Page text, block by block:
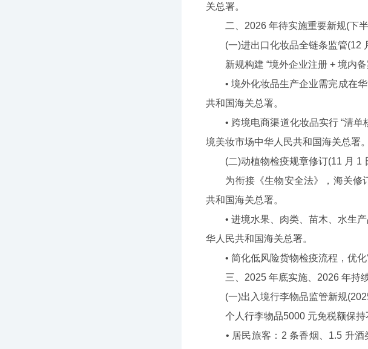
关总署。
二、2026 年待实施重要新规(下半
(一)进出口化妆品全链条监管(12
新规构建 “境外企业注册 + 境内备
• 境外化妆品生产企业需完成在华
共和国海关总署。
• 跨境电商渠道化妆品实行 “清单
境美妆市场中华人民共和国海关总署。
(二)动植物检疫规章修订(11 月 1
为衔接《生物安全法》，海关修订
共和国海关总署。
• 进境水果、肉类、苗木、水生产
华人民共和国海关总署。
• 简化低风险货物检疫流程，优化
三、2025 年底实施、2026 年持
(一)出入境行李物品监管新规
个人行李物品5000 元免税额保持
• 居民旅客：2 条香烟、1.5 升酒